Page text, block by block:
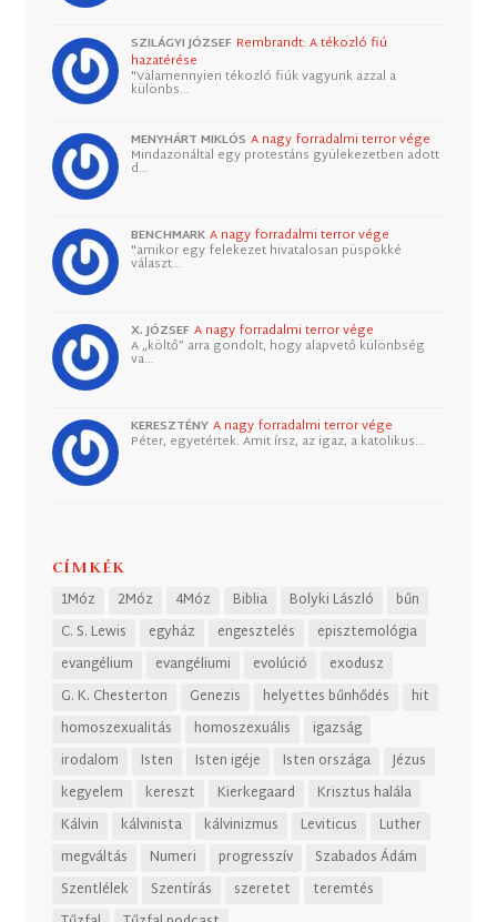
SZILÁGYI JÓZSEF Rembrandt: A tékozló fiú
hazatérése
"Valamennyien tékozló fiúk vagyunk azzal a
különbs…
MENYHÁRT MIKLÓS A nagy forradalmi terror vége
Mindazonáltal egy protestáns gyülekezetben adott
d…
BENCHMARK A nagy forradalmi terror vége
"amikor egy felekezet hivatalosan püspökké
választ…
X. JÓZSEF A nagy forradalmi terror vége
A „költő” arra gondolt, hogy alapvető különbség
va…
KERESZTÉNY A nagy forradalmi terror vége
Péter, egyetértek. Amit írsz, az igaz, a katolikus…
CÍMKÉK
1Móz 2Móz 4Móz Biblia Bolyki László
bűn
C. S. Lewis
egyház engesztelés
episztemológia
evangélium
evangéliumi evolúció
exodusz
G. K. Chesterton
Genezis helyettes bűnhődés
hit
homoszexualitás
homoszexuális
igazság
irodalom
Isten Isten igéje Isten országa
Jézus
kegyelem
kereszt Kierkegaard
Krisztus halála
Kálvin
kálvinista kálvinizmus Leviticus
Luther
megváltás
Numeri progresszív
Szabados Ádám
Szentlélek
Szentírás szeretet
teremtés